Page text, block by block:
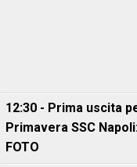
12:30 - Prima uscita
Primavera SSC
FOTO